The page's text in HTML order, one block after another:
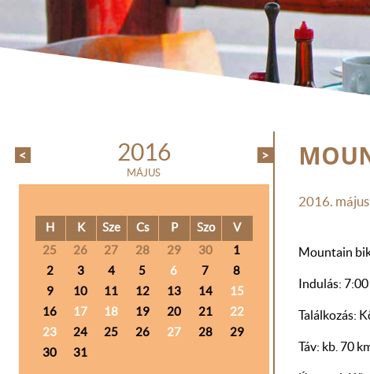
< >
2016
MÁJUS
H K Sze Cs P Szo
V
25
26 27 28 29 30
1
2
3 4 5 6 7
8
9
10 11 12 13 14
15
16
17 18 19 20 21
22
23
24 25 26 27 28
29
30
31
2016.
Mountain
Indulás: 7:00
Találkozás:
Táv: kb. 70